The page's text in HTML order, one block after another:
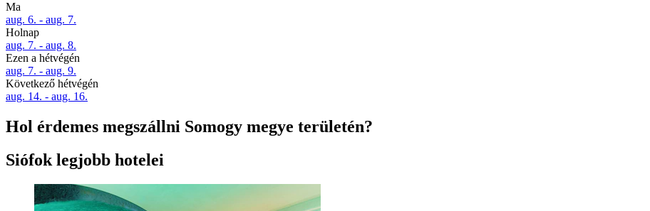
Ma
aug. 6. - aug. 7.
Holnap
aug. 7. - aug. 8.
Ezen a hétvégén
aug. 7. - aug. 9.
Következő hétvégén
aug. 14. - aug. 16.
Hol érdemes megszállni Somogy megye területén?
Siófok legjobb hotelei